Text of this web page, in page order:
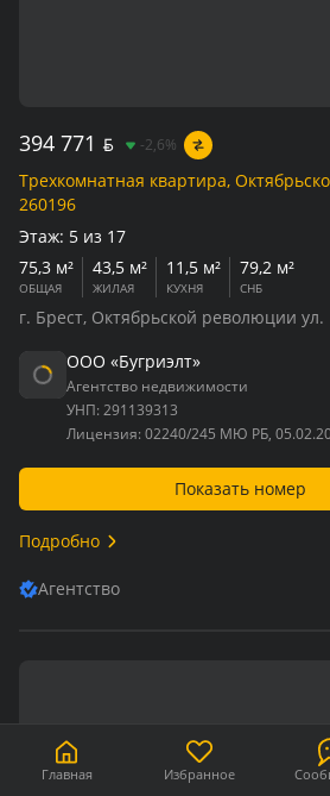
394 771 BYN -2,6%
Трехкомнатная квартира,
260196
Этаж: 5 из 17
75,3 м²
ОБЩАЯ
43,5 м²
ЖИЛАЯ
11,5 м²
КУХНЯ
79,2 м²
СНБ
г. Брест, Октябрьской революции ул.
ООО «Бугриэлт»
Агентство недвижимости
УНП: 291139313
Лицензия: 02240/245 МЮ РБ,
Показать номер
Подробно
Агентство
Главная Избранное